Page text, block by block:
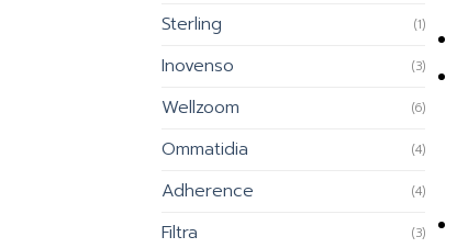
Sterling (1)
Inovenso (3)
Wellzoom (6)
Ommatidia (4)
Adherence (4)
Filtra (3)